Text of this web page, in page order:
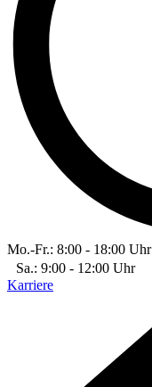
Mo.-Fr.: 8:00 - 18:00 Uhr
Sa.: 9:00 - 12:00 Uhr
Karriere